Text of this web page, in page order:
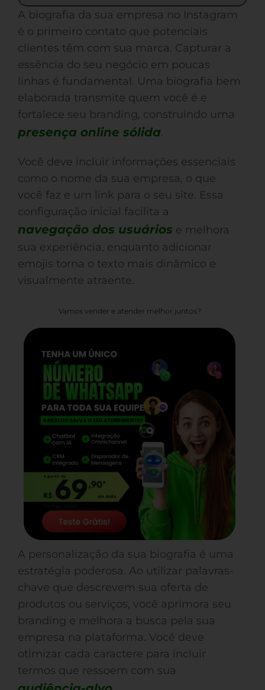
A biografia da sua empresa no Instagram
é o primeiro contato que potenciais
clientes têm com sua marca. Capturar a
essência do seu negócio em poucas
linhas é fundamental. Uma biografia bem
elaborada transmite quem você é e
fortalece seu branding, construindo uma
presença online sólida.
Você deve incluir informações essenciais
como o nome da sua empresa, o que
você faz e um link para o seu site. Essa
configuração inicial facilita a
navegação dos usuários e melhora
sua experiência, enquanto adicionar
emojis torna o texto mais dinâmico e
visualmente atraente.
Vamos vender e atender melhor juntos?
A personalização da sua biografia é uma
estratégia poderosa. Ao utilizar palavras-
chave que descrevem sua oferta de
produtos ou serviços, você aprimora seu
branding e melhora a busca pela sua
empresa na plataforma. Você deve
otimizar cada caractere para incluir
termos que ressoem com sua